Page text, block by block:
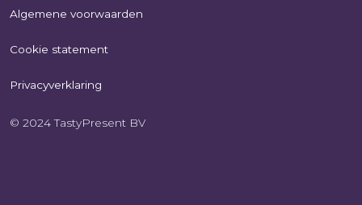
Algemene voorwaarden
Cookie statement
Privacyverklaring
© 2024 TastyPresent BV